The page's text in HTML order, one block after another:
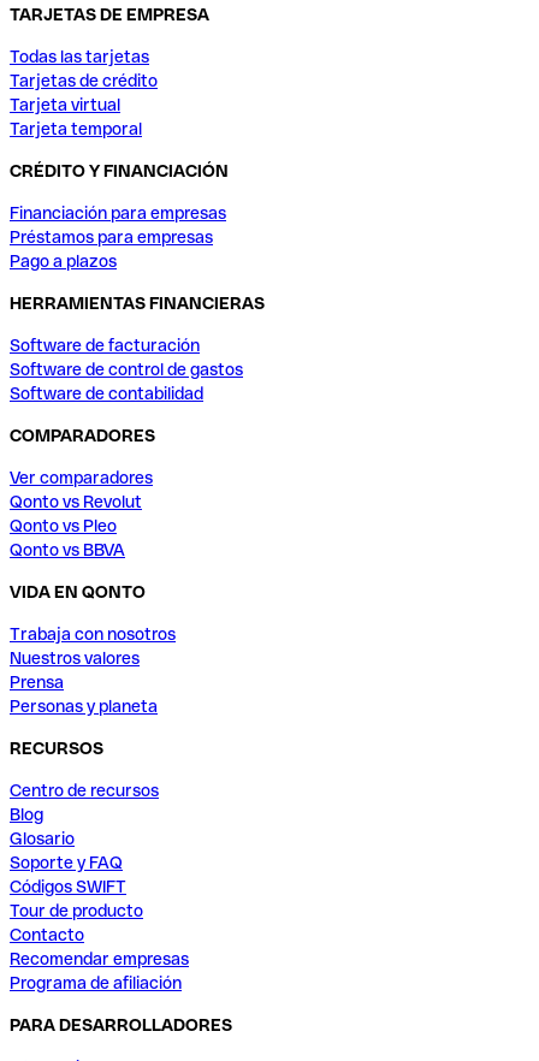
TARJETAS DE EMPRESA
Todas las tarjetas
Tarjetas de crédito
Tarjeta virtual
Tarjeta temporal
CRÉDITO Y FINANCIACIÓN
Financiación para empresas
Préstamos para empresas
Pago a plazos
HERRAMIENTAS FINANCIERAS
Software de facturación
Software de control de gastos
Software de contabilidad
COMPARADORES
Ver comparadores
Qonto vs Revolut
Qonto vs Pleo
Qonto vs BBVA
VIDA EN QONTO
Trabaja con nosotros
Nuestros valores
Prensa
Personas y planeta
RECURSOS
Centro de recursos
Blog
Glosario
Soporte y FAQ
Códigos SWIFT
Tour de producto
Contacto
Recomendar empresas
Programa de afiliación
PARA DESARROLLADORES